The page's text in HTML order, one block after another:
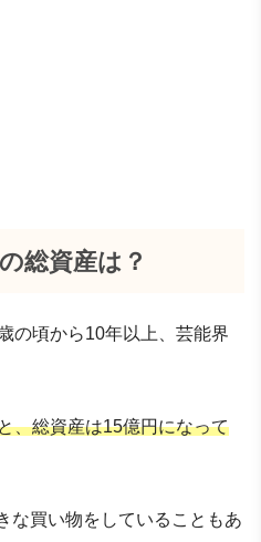
総資産は？
の頃から10年以上、芸能界
、総資産は15億円になって
な買い物をしていることもあ